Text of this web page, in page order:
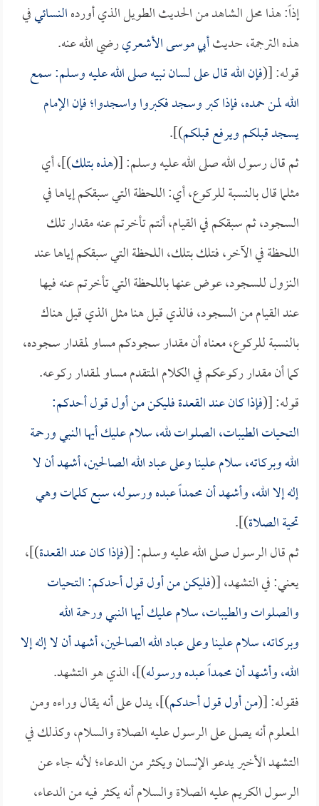
إذاً: هذا محل الشاهد من الحديث الطويل الذي أوردهالنسائيفي
هذه الترجمة، حديثأبي موسى الأشعريرضي الله عنه.
قوله: [(فإن الله قال على لسان نبيه صلى الله عليه وسلم: سمع
الله لمن حمده، فإذا كبر وسجد فكبروا واسجدوا؛ فإن الإمام
يسجد قبلكم ويرفع قبلكم)].
ثم قال رسول الله صلى الله عليه وسلم: [(هذه بتلك)]، أي
مثلما قال بالنسبة للركوع، أي: اللحظة التي سبقكم إياها في
السجود، ثم سبقكم في القيام، أنتم تأخرتم عنه مقدار تلك
اللحظة في الآخر، فتلك بتلك، اللحظة التي سبقكم إياها عند
النزول للسجود، عوض عنها باللحظة التي تأخرتم عنه فيها
عند القيام من السجود، فالذي قيل هنا مثل الذي قيل هناك
بالنسبة للركوع، معناه أن مقدار سجودكم مساو لمقدار سجوده،
كما أن مقدار ركوعكم في الكلام المتقدم مساو لمقدار ركوعه.
قوله: [(فإذا كان عند القعدة فليكن من أول قول أحدكم:
التحيات الطيبات، الصلوات لله، سلام عليك أيها النبي ورحمة
الله وبركاته، سلام علينا وعلى عباد الله الصالحين، أشهد أن لا
إله إلا الله، وأشهد أن محمداً عبده ورسوله، سبع كلمات وهي
تحية الصلاة)].
ثم قال الرسول صلى الله عليه وسلم: [(فإذا كان عند القعدة)]،
يعني: في التشهد، [(فليكن من أول قول أحدكم: التحيات
والصلوات والطيبات، سلام عليك أيها النبي ورحمة الله
وبركاته، سلام علينا وعلى عباد الله الصالحين، أشهد أن لا إله إلا
الله، وأشهد أن محمداً عبده ورسوله)]، الذي هو التشهد.
فقوله: [(من أول قول أحدكم)]، يدل على أنه يقال وراءه ومن
المعلوم أنه يصلى على الرسول عليه الصلاة والسلام، وكذلك في
التشهد الأخير يدعو الإنسان ويكثر من الدعاء؛ لأنه جاء عن
الرسول الكريم عليه الصلاة والسلام أنه يكثر فيه من الدعاء،